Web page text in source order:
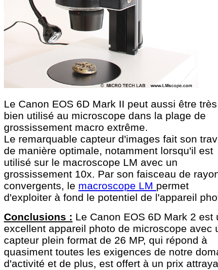
Le Canon EOS 6D Mark II peut aussi être très
bien utilisé au microscope dans la plage de
grossissement macro extrême.
Le remarquable capteur d'images fait son
de manière optimale, notamment lorsqu'il est
utilisé sur le macroscope LM avec un
grossissement 10x. Par son faisceau de
convergents, le macroscope LM permet
d'exploiter à fond le potentiel de l'appareil
Conclusions : Le Canon EOS 6D Mark 2 est
excellent appareil photo de microscope avec
capteur plein format de 26 MP, qui répond à
quasiment toutes les exigences de notre
d'activité et de plus, est offert à un prix